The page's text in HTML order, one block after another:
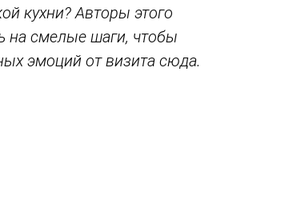
кухни? Авторы этого
на смелые шаги, чтобы
эмоций от визита сюда.